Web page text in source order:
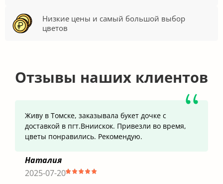
Низкие цены и самый большой выбор
цветов
Отзывы наших клиентов
Живу в Томске, заказывала букет дочке с
доставкой в пгт.Вниискок. Привезли во время,
цветы понравились. Рекомендую.
Наталия
2025-07-20